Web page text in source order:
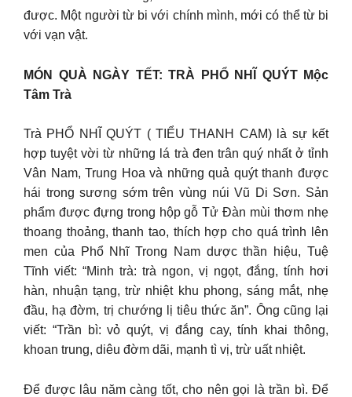
được. Một người từ bi với chính mình, mới có thể từ bi
với vạn vật.
MÓN QUÀ NGÀY TẾT: TRÀ PHỔ NHĨ QUÝT Mộc
Tâm Trà
Trà PHỔ NHĨ QUÝT ( TIỂU THANH CAM) là sự kết
hợp tuyệt vời từ những lá trà đen trân quý nhất ở tỉnh
Vân Nam, Trung Hoa và những quả quýt thanh được
hái trong sương sớm trên vùng núi Vũ Di Sơn. Sản
phẩm được đựng trong hộp gỗ Tử Đàn mùi thơm nhẹ
thoang thoảng, thanh tao, thích hợp cho quá trình lên
men của Phổ Nhĩ Trong Nam dược thần hiệu, Tuệ
Tĩnh viết: “Minh trà: trà ngon, vị ngọt, đắng, tính hơi
hàn, nhuận tạng, trừ nhiệt khu phong, sáng mắt, nhẹ
đầu, hạ đờm, trị chướng lị tiêu thức ăn”. Ông cũng lại
viết: “Trần bì: vỏ quýt, vị đắng cay, tính khai thông,
khoan trung, diêu đờm dãi, mạnh tì vị, trừ uất nhiệt.
Để được lâu năm càng tốt, cho nên gọi là trần bì. Để